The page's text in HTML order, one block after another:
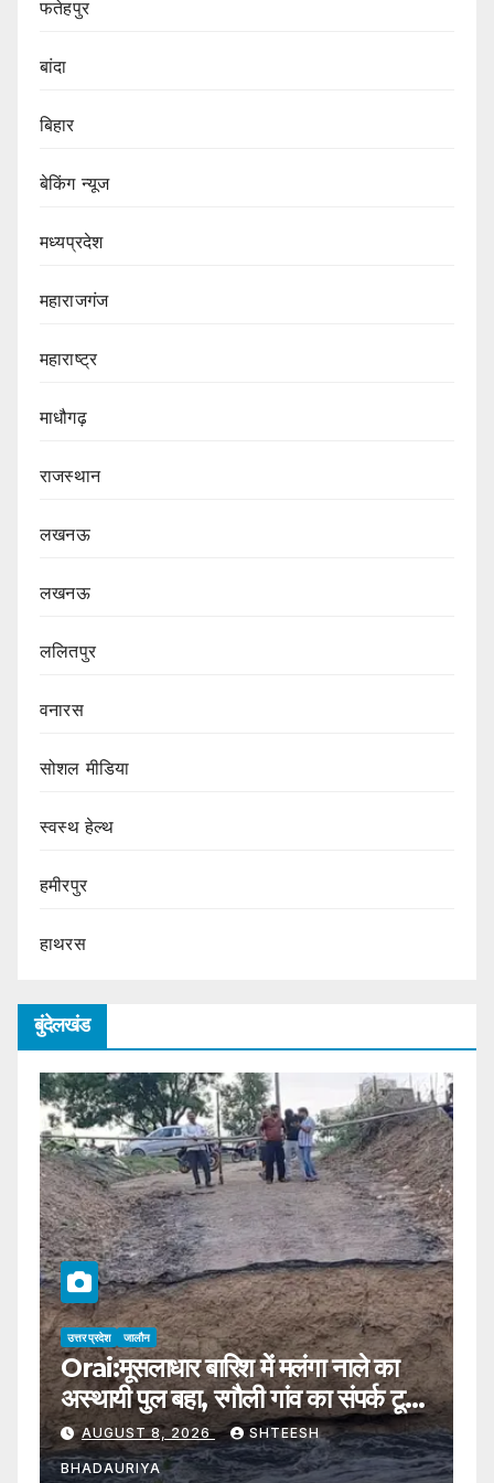
फतेहपुर
बांदा
बिहार
बेकिंग न्यूज
मध्यप्रदेश
महाराजगंज
महाराष्ट्र
माधौगढ़
राजस्थान
लखनऊ
लखनऊ
ललितपुर
वनारस
सोशल मीडिया
स्वस्थ हेल्थ
हमीरपुर
हाथरस
बुंदेलखंड
उत्तर प्रदेश जालौन
Orai:मूसलाधार बारिश में मलंगा नाले का
अस्थायी पुल बहा, रगौली गांव का संपर्क टूटा;
पांच हजार आबादी प्रभावित – Jalaun-
ragauli-malanga-nala-
AUGUST 8, 2026 SHTEESH
BHADAURIYA